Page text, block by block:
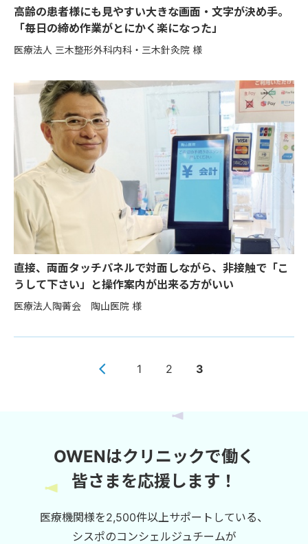
高齢の患者様にも見やすい大きな画面・文字が決め手。
「毎日の締め作業がとにかく楽になった」
医療法人 三木整形外科内科・三木針灸院 様
直接、両面タッチパネルで対面しながら、非接触で「こ
うして下さい」と操作案内が出来る方がいい
医療法人陶菁会 陶山医院 様
1 2 3
OWENはクリニックで働く
皆さまを応援します！
医療機関様を2,500件以上サポートしている、
シスポのコンシェルジュチームが